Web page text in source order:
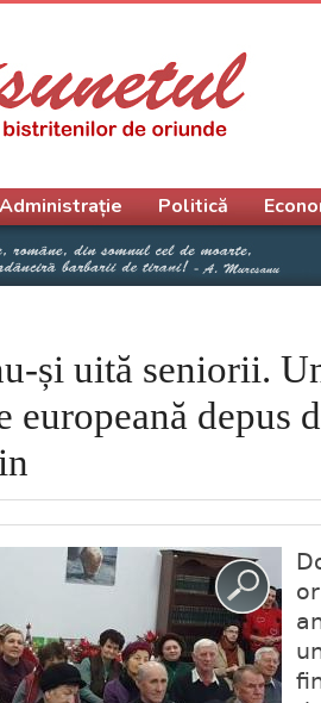
și uită seniorii.
europeană depus
Administrație Politică